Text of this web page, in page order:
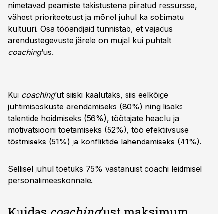
nimetavad peamiste takistustena piiratud ressursse,
vähest prioriteetsust ja mõnel juhul ka sobimatu
kultuuri. Osa tööandjaid tunnistab, et vajadus
arendustegevuste järele on mujal kui puhtalt
coaching’us.
Kui coaching’ut siiski kaalutaks, siis eelkõige
juhtimisoskuste arendamiseks (80%) ning lisaks
talentide hoidmiseks (56%), töötajate heaolu ja
motivatsiooni toetamiseks (52%), töö efektiivsuse
tõstmiseks (51%) ja konfliktide lahendamiseks (41%).
Sellisel juhul toetuks 75% vastanuist coachi leidmisel
personalimeeskonnale.